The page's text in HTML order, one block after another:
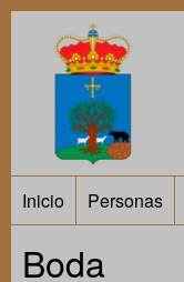
Inicio Personas
Boda